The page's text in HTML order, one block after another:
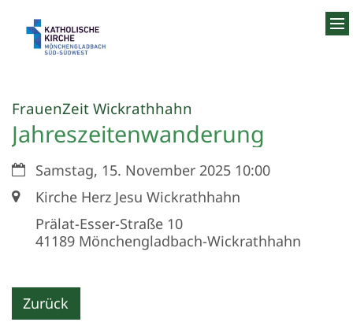
FrauenZeit Wickrathhahn
Jahreszeitenwanderung
Datum:Samstag, 15. November 2025 10:00
Ort:Kirche Herz Jesu Wickrathhahn
Prälat-Esser-Straße 10
41189 Mönchengladbach-Wickrathhahn
Zurück